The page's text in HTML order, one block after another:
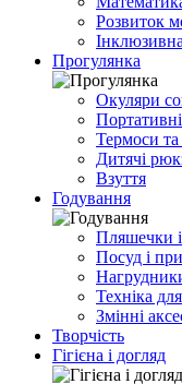
Розвиток
Прогулянка
Окуляри
Термоси
Дитячі
Взуття
Годування
Пляшечки
Посуд і
Техніка
Змінні
Творчість
Гігієна і догляд